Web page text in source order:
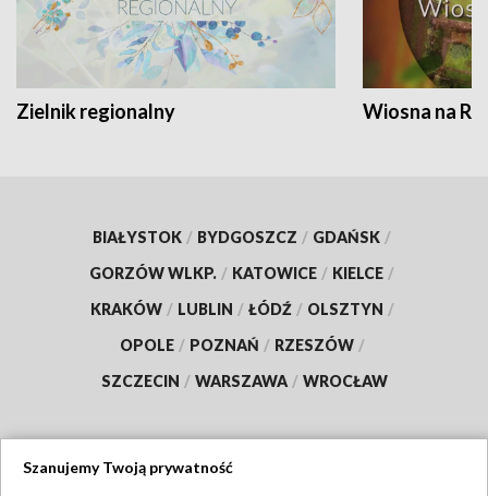
Zielnik regionalny Wiosna na
BIAŁYSTOK / BYDGOSZCZ / GDAŃSK /
GORZÓW WLKP. / KATOWICE / KIELCE /
KRAKÓW / LUBLIN / ŁÓDŹ / OLSZTYN /
OPOLE / POZNAŃ / RZESZÓW /
SZCZECIN / WARSZAWA / WROCŁAW
Szanujemy Twoją prywatność